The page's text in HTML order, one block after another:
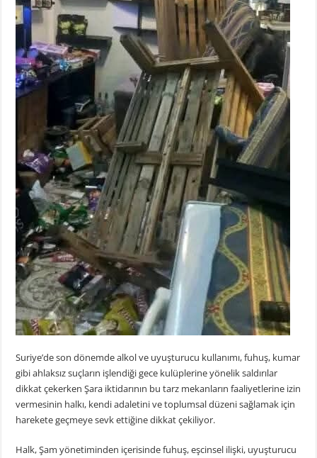
Suriye’de son dönemde alkol ve uyuşturucu kullanımı, fuhuş, kumar
gibi ahlaksız suçların işlendiği gece kulüplerine yönelik saldırılar
dikkat çekerken Şara iktidarının bu tarz mekanların faaliyetlerine izin
vermesinin halkı, kendi adaletini ve toplumsal düzeni sağlamak için
harekete geçmeye sevk ettiğine dikkat çekiliyor.
Halk, Şam yönetiminden içerisinde fuhuş, eşcinsel ilişki, uyuşturucu